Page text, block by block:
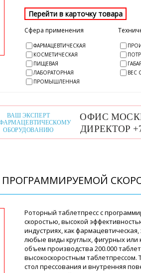
Сфера применения
ФАРМАЦЕВТИЧЕСКАЯ
КОСМЕТИЧЕСКАЯ
ПИЩЕВАЯ
ЛАБОРАТОРНАЯ
ПРОМЫШЛЕННАЯ
ВЕС
Роторный таблетпресс с
скоростью, высокой
индустриях, как
любые виды круглых, фигурных или
объем производства 200.000
высокоскоростным таблетпрессом.
стол прессования и внутренняя